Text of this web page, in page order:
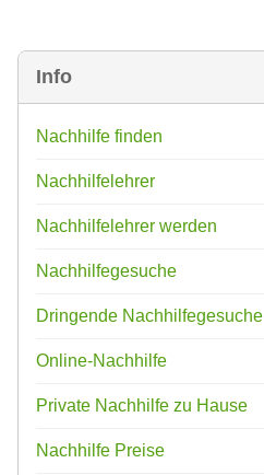
Info
Nachhilfe finden
Nachhilfelehrer
Nachhilfelehrer werden
Nachhilfegesuche
Dringende Nachhilfegesuche
Online-Nachhilfe
Private Nachhilfe zu Hause
Nachhilfe Preise